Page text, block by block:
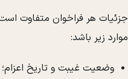
جزئیات هر فراخوان متفاوت
موارد زیر باشد:
وضعیت غیبت و تاریخ اعزام؛